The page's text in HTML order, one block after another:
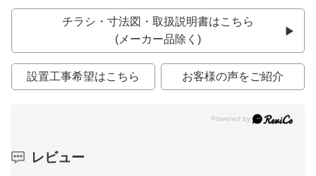
チラシ・寸法図・取扱説明書はこちら
(メーカー品除く)
設置工事希望はこちら お客様の声をご紹介
レビュー